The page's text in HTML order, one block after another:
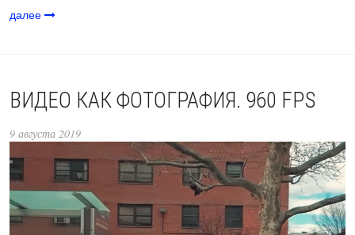
далее
ВИДЕО КАК ФОТОГРАФИЯ. 960 FPS
9 августа 2019